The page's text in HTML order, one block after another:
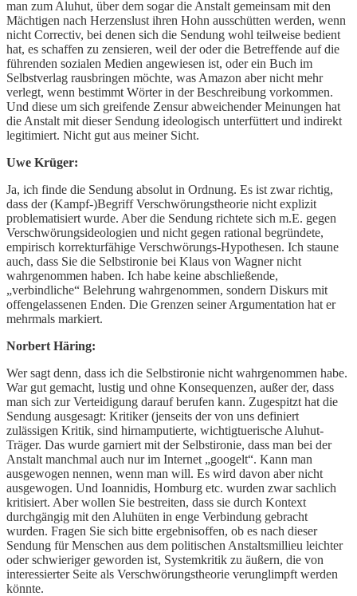
man zum Aluhut, über dem sogar die Anstalt gemeinsam mit den
Mächtigen nach Herzenslust ihren Hohn ausschütten werden, wenn
nicht Correctiv, bei denen sich die Sendung wohl teilweise bedient
hat, es schaffen zu zensieren, weil der oder die Betreffende auf die
führenden sozialen Medien angewiesen ist, oder ein Buch im
Selbstverlag rausbringen möchte, was Amazon aber nicht mehr
verlegt, wenn bestimmt Wörter in der Beschreibung vorkommen.
Und diese um sich greifende Zensur abweichender Meinungen hat
die Anstalt mit dieser Sendung ideologisch unterfüttert und indirekt
legitimiert. Nicht gut aus meiner Sicht.
Uwe Krüger:
Ja, ich finde die Sendung absolut in Ordnung. Es ist zwar richtig,
dass der (Kampf-)Begriff Verschwörungstheorie nicht explizit
problematisiert wurde. Aber die Sendung richtete sich m.E. gegen
Verschwörungsideologien und nicht gegen rational begründete,
empirisch korrekturfähige Verschwörungs-Hypothesen. Ich staune
auch, dass Sie die Selbstironie bei Klaus von Wagner nicht
wahrgenommen haben. Ich habe keine abschließende,
„verbindliche“ Belehrung wahrgenommen, sondern Diskurs mit
offengelassenen Enden. Die Grenzen seiner Argumentation hat er
mehrmals markiert.
Norbert Häring:
Wer sagt denn, dass ich die Selbstironie nicht wahrgenommen habe.
War gut gemacht, lustig und ohne Konsequenzen, außer der, dass
man sich zur Verteidigung darauf berufen kann. Zugespitzt hat die
Sendung ausgesagt: Kritiker (jenseits der von uns definiert
zulässigen Kritik, sind hirnamputierte, wichtigtuerische Aluhut-
Träger. Das wurde garniert mit der Selbstironie, dass man bei der
Anstalt manchmal auch nur im Internet „googelt“. Kann man
ausgewogen nennen, wenn man will. Es wird davon aber nicht
ausgewogen. Und Ioannidis, Homburg etc. wurden zwar sachlich
kritisiert. Aber wollen Sie bestreiten, dass sie durch Kontext
durchgängig mit den Aluhüten in enge Verbindung gebracht
wurden. Fragen Sie sich bitte ergebnisoffen, ob es nach dieser
Sendung für Menschen aus dem politischen Anstaltsmillieu leichter
oder schwieriger geworden ist, Systemkritik zu äußern, die von
interessierter Seite als Verschwörungstheorie verunglimpft werden
könnte.